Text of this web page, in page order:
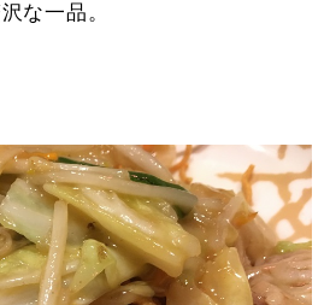
な一品。